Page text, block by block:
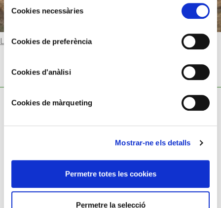
deCookies necessàries
Cookies de preferència
Cookies d'anàlisi
Cookies de màrqueting
Mostrar-ne els detalls
Permetre totes les cookies
Permetre la selecció
Llegir-ne més
Avís legal